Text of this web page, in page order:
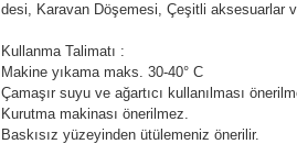
desi, Karavan Döşemesi, Çeşitli aksesuarlar
Kullanma Talimatı :
Makine yıkama maks. 30-40° C
Çamaşır suyu ve ağartıcı kullanılması
Kurutma makinası önerilmez.
Baskısız yüzeyinden ütülemeniz önerilir.